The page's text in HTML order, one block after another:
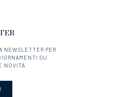
NEWSLETTER PER
SU
NOVITÀ